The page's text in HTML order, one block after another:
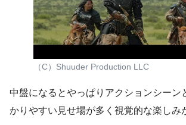
（C）Shuuder Production LLC
中盤になるとやっぱりアクションシーン
かりやすい見せ場が多く視覚的な楽しみ